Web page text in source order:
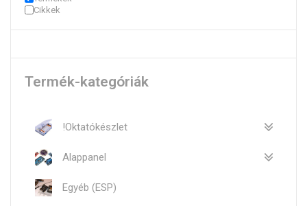
Cikkek
Termék-kategóriák
!Oktatókészlet
Alappanel
Egyéb (ESP)